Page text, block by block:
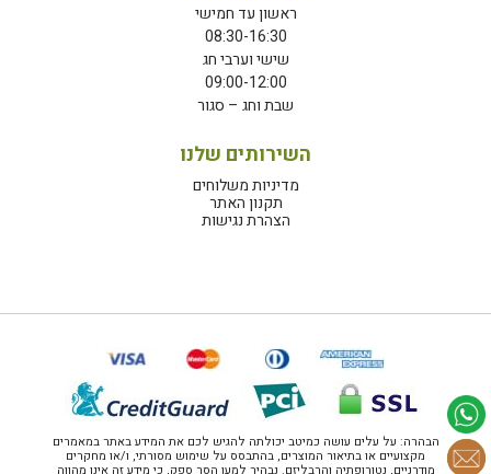
ראשון עד חמישי
08:30-16:30
שישי וערבי חג
09:00-12:00
שבת וחג – סגור
השירותים שלנו
מדיניות משלוחים
תקנון האתר
הצהרת נגישות
הבהרה: על עלים עושה כמיטב יכולתה להגיש לכם את המידע באתר במאמרים
מקצועיים או בתיאור המוצרים, בהתבסס על שימוש מסורתי, ו/או מחקרים
מודרניים, נטורופתיה והרבליזם. נבהיר למען הסר ספק, כי מידע זה אינו מהווה